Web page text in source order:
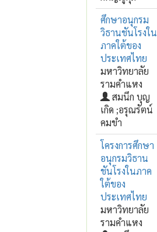
ศึกษาอนุกรม
วิธานชันโรงใน
ภาคใต้ของ
ประเทศไทย
มหาวิทยาลัย
รามคำแหง
สมนึก บุญ
เกิด ;อรุณรัตน์
คมขำ
โครงการศึกษา
อนุกรมวิธาน
ชันโรงในภาค
ใต้ของ
ประเทศไทย
มหาวิทยาลัย
รามคำแหง